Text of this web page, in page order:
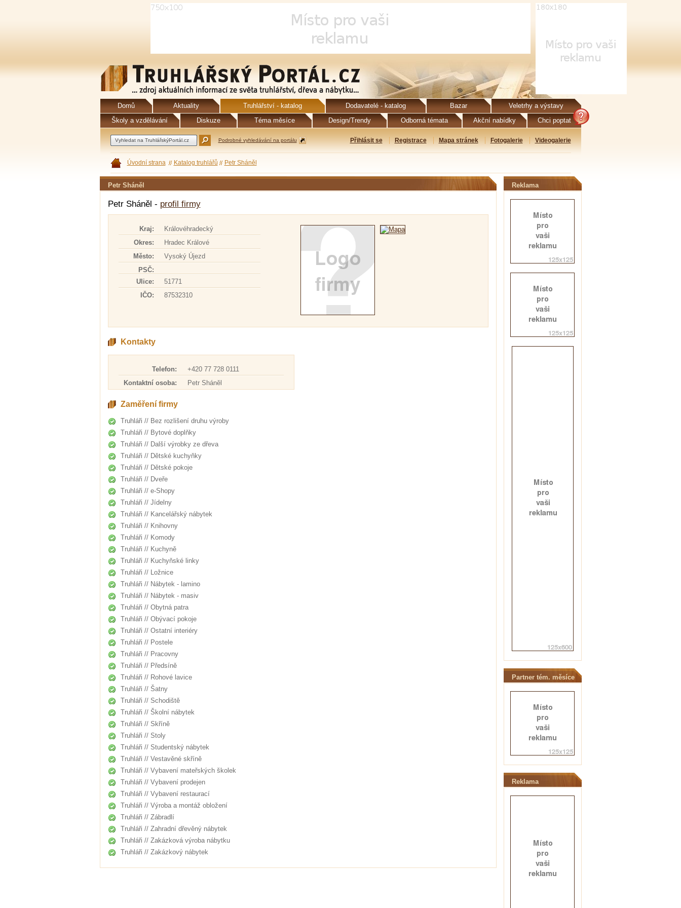
Domů Aktuality Truhlářství - katalog Dodavatelé - katalog Bazar
Veletrhy a výstavy
Školy a vzdělávání
Diskuze Téma měsíce Design/Trendy Odborná témata Akční nabídky Chci poptat
Podrobné vyhledávání na portálu Přihlásit se Registrace Mapa stránek Fotogalerie Videogalerie
Úvodní strana Katalog truhlářů Petr Sháněl
Petr Sháněl
Petr Sháněl - profil firmy
Kraj:
Královéhradecký
Okres:
Hradec Králové
Město:
Vysoký Újezd
PSČ:
Ulice:
51771
IČO:
87532310
Kontakty
Telefon:
+420 77 728 0111
Kontaktní osoba:
Petr Sháněl
Zaměření firmy
Truhláři // Bez rozlišení druhu výroby
Truhláři // Bytové doplňky
Truhláři // Další výrobky ze dřeva
Truhláři // Dětské kuchyňky
Truhláři // Dětské pokoje
Truhláři // Dveře
Truhláři // e-Shopy
Truhláři // Jídelny
Truhláři // Kancelářský nábytek
Truhláři // Knihovny
Truhláři // Komody
Truhláři // Kuchyně
Truhláři // Kuchyňské linky
Truhláři // Ložnice
Truhláři // Nábytek - lamino
Truhláři // Nábytek - masiv
Truhláři // Obytná patra
Truhláři // Obývací pokoje
Truhláři // Ostatní interiéry
Truhláři // Postele
Truhláři // Pracovny
Truhláři // Předsíně
Truhláři // Rohové lavice
Truhláři // Šatny
Truhláři // Schodiště
Truhláři // Školní nábytek
Truhláři // Skříně
Truhláři // Stoly
Truhláři // Studentský nábytek
Truhláři // Vestavěné skříně
Truhláři // Vybavení mateřských školek
Truhláři // Vybavení prodejen
Truhláři // Vybavení restaurací
Truhláři // Výroba a montáž obložení
Truhláři // Zábradlí
Truhláři // Zahradní dřevěný nábytek
Truhláři // Zakázková výroba nábytku
Truhláři // Zakázkový nábytek
Reklama
Partner tém. měsíce
Reklama